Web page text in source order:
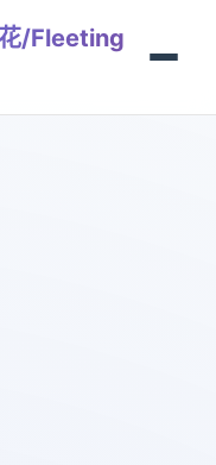
/Fleeting